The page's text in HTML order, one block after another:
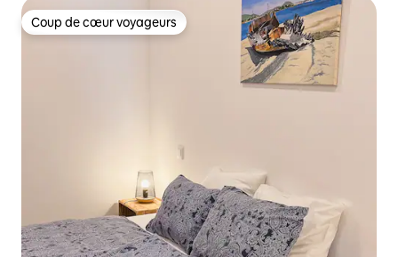
Coup de cœur voyageurs
Coup de cœur voyageurs